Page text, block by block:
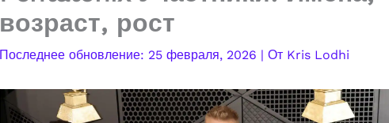
возраст, рост
25 февраля, 2026 | От Kris Lodhi